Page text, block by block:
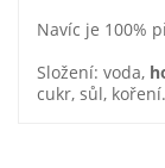
Navíc je 100%
Složení: voda,
cukr, sůl, koření.